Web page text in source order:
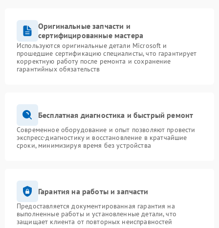
Оригинальные запчасти и
сертифицированные мастера
Используются оригинальные детали Microsoft и
прошедшие сертификацию специалисты, что гарантирует
корректную работу после ремонта и сохранение
гарантийных обязательств
Бесплатная диагностика и быстрый ремонт
Современное оборудование и опыт позволяют провести
экспресс-диагностику и восстановление в кратчайшие
сроки, минимизируя время без устройства
Гарантия на работы и запчасти
Предоставляется документированная гарантия на
выполненные работы и установленные детали, что
защищает клиента от повторных неисправностей